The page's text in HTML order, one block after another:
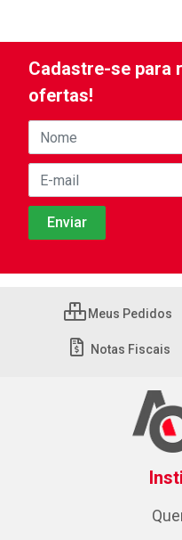
Cadastre-se para
ofertas!
Meus Pedidos
Notas Fiscais